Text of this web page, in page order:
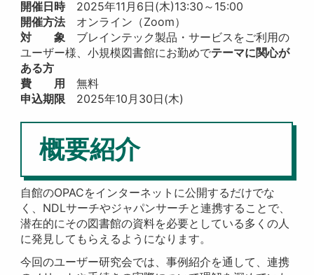
開催日時2025年11月6日(木)13:30～15:00
開催方法オンライン（Zoom）
対 象 ブレインテック製品・サービスをご利用の
ユーザー様、小規模図書館にお勤めでテーマに関心が
ある方
費 用
無料
申込期限 2025年10月30日(木)
概要紹介
自館のOPACをインターネットに公開するだけでな
く、NDLサーチやジャパンサーチと連携することで、
潜在的にその図書館の資料を必要としている多くの人
に発見してもらえるようになります。
今回のユーザー研究会では、事例紹介を通して、連携